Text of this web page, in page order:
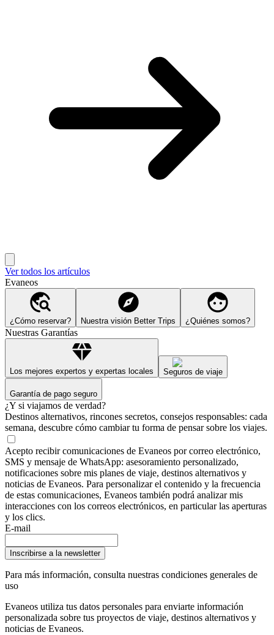
Ver todos los artículos
Evaneos
¿Cómo reservar? Nuestra visión Better Trips ¿Quiénes somos?
Nuestras Garantías
Los mejores expertos y expertas locales Seguros de viaje
Garantía de pago seguro
¿Y si viajamos de verdad?
Destinos alternativos, rincones secretos, consejos responsables: cada
semana, descubre cómo cambiar tu forma de pensar sobre los viajes.
Acepto recibir comunicaciones de Evaneos por correo electrónico,
SMS y mensaje de WhatsApp: asesoramiento personalizado,
notificaciones sobre mis planes de viaje, destinos alternativos y
noticias de Evaneos. Para personalizar el contenido y la frecuencia
de estas comunicaciones, Evaneos también podrá analizar mis
interacciones con los correos electrónicos, en particular las aperturas
y los clics.
E-mail
Inscribirse a la newsletter
Para más información, consulta nuestras condiciones generales de
uso
Evaneos utiliza tus datos personales para enviarte información
personalizada sobre tus proyectos de viaje, destinos alternativos y
noticias de Evaneos.